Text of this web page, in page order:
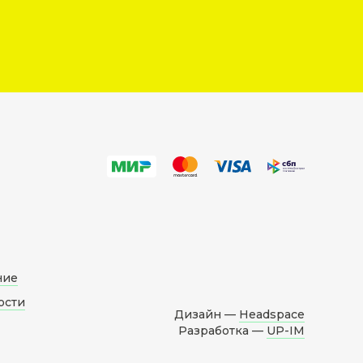
Дизайн — Headspace
Разработка — UP-IM